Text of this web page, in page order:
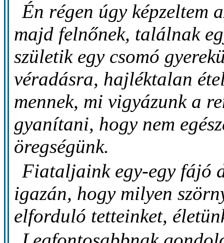
Én régen úgy képzeltem
majd felnőnek, találnak
születik egy csomó
véradásra, hajléktalan
mennek, mi vigyázunk a
gyanítani, hogy nem
öregségünk.
Fiataljaink egy-egy fájó
igazán, hogy milyen
elforduló tetteinket,